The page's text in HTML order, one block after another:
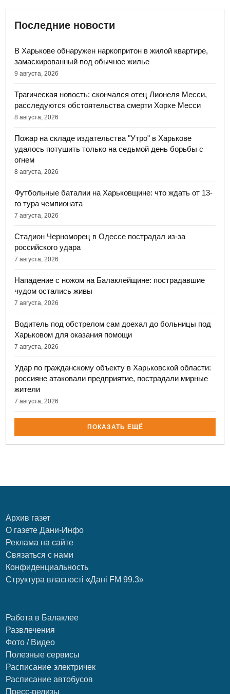
Последние новости
В Харькове обнаружен наркопритон в жилой квартире,
замаскированный под обычное жилье
9 августа, 2026
Трагическая новость: скончался отец Лионеля Месси,
расследуются обстоятельства смерти Хорхе Месси
8 августа, 2026
Пожар на складе издательства "Утро" в Харькове
удалось потушить только на седьмой день борьбы с
огнем
8 августа, 2026
Футбольные баталии на Харьковщине: что ждать от 13-
го тура чемпионата
7 августа, 2026
Стадион Черноморец в Одессе пострадал из-за
российского удара
7 августа, 2026
Нападение с ножом на Балаклейщине: пострадавшие
чудом остались живы
7 августа, 2026
Водитель под обстрелом сам доехал до больницы под
Харьковом для оказания помощи
7 августа, 2026
Удар по гражданскому объекту в Харьковской области:
россияне атаковали предприятие, пострадали мирные
жители
7 августа, 2026
ПОКАЗАТЬ ЕЩЁ
Архив газет
О газете Дани-Инфо
Реклама на сайте
Связаться с нами
Конфиденциальность
Структура власності «Дані FM 99.3»
Работа в Балаклее
Развлечения
Фото / Видео
Полезные сервисы
Расписание электричек
Расписание автобусов
Пресс-релизы